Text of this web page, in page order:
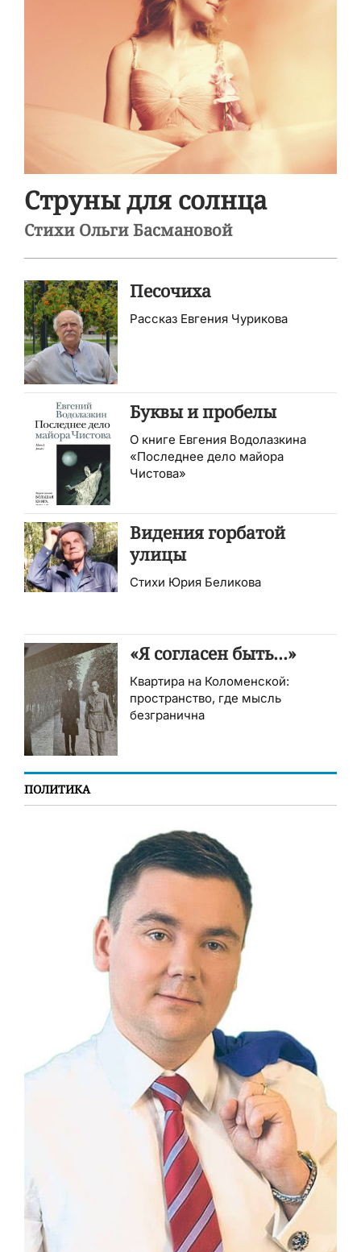
Струны для солнца
Стихи Ольги Басмановой
Песочиха
Рассказ Евгения Чурикова
Буквы и пробелы
О книге Евгения Водолазкина
«Последнее дело майора
Чистова»
Видения горбатой
улицы
Стихи Юрия Беликова
«Я согласен быть…»
Квартира на Коломенской:
пространство, где мысль
безгранична
ПОЛИТИКА